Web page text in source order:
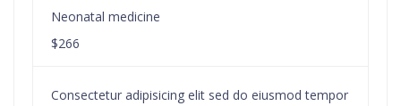
Neonatal medicine
$266
Consectetur adipisicing elit sed do eiusmod tempor